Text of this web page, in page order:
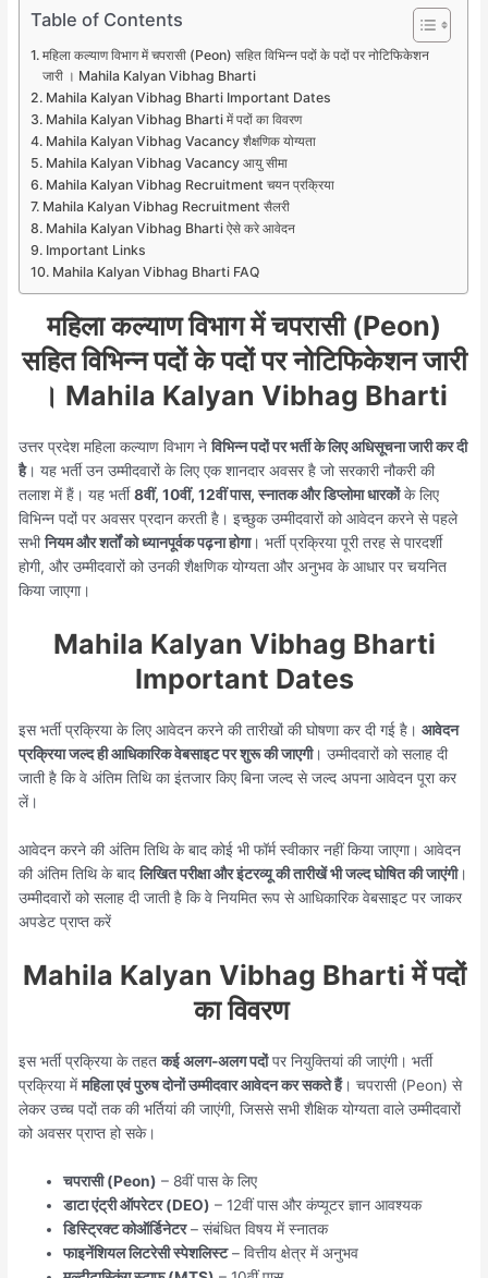
Table of Contents
महिला कल्याण विभाग में चपरासी (Peon) सहित विभिन्न पदों के पदों पर नोटिफिकेशन
जारी । Mahila Kalyan Vibhag Bharti
Mahila Kalyan Vibhag Bharti Important Dates
Mahila Kalyan Vibhag Bharti में पदों का विवरण
Mahila Kalyan Vibhag Vacancy शैक्षणिक योग्यता
Mahila Kalyan Vibhag Vacancy आयु सीमा
Mahila Kalyan Vibhag Recruitment चयन प्रक्रिया
Mahila Kalyan Vibhag Recruitment सैलरी
Mahila Kalyan Vibhag Bharti ऐसे करे आवेदन
Important Links
Mahila Kalyan Vibhag Bharti FAQ
महिला कल्याण विभाग में चपरासी (Peon)
सहित विभिन्न पदों के पदों पर नोटिफिकेशन जारी
। Mahila Kalyan Vibhag Bharti
उत्तर प्रदेश महिला कल्याण विभाग नेविभिन्न पदों पर भर्ती के लिए अधिसूचना जारी कर दी
है। यह भर्ती उन उम्मीदवारों के लिए एक शानदार अवसर है जो सरकारी नौकरी की
तलाश में हैं। यह भर्ती8वीं, 10वीं, 12वीं पास, स्नातक और डिप्लोमा धारकोंके लिए
विभिन्न पदों पर अवसर प्रदान करती है। इच्छुक उम्मीदवारों को आवेदन करने से पहले
सभीनियम और शर्तों को ध्यानपूर्वक पढ़ना होगा। भर्ती प्रक्रिया पूरी तरह से पारदर्शी
होगी, और उम्मीदवारों को उनकी शैक्षणिक योग्यता और अनुभव के आधार पर चयनित
किया जाएगा।
Mahila Kalyan Vibhag Bharti
Important Dates
इस भर्ती प्रक्रिया के लिए आवेदन करने की तारीखों की घोषणा कर दी गई है।आवेदन
प्रक्रिया जल्द ही आधिकारिक वेबसाइट पर शुरू की जाएगी। उम्मीदवारों को सलाह दी
जाती है कि वे अंतिम तिथि का इंतजार किए बिना जल्द से जल्द अपना आवेदन पूरा कर
लें।
आवेदन करने की अंतिम तिथि के बाद कोई भी फॉर्म स्वीकार नहीं किया जाएगा। आवेदन
की अंतिम तिथि के बादलिखित परीक्षा और इंटरव्यू की तारीखें भी जल्द घोषित की जाएंगी।
उम्मीदवारों को सलाह दी जाती है कि वे नियमित रूप से आधिकारिक वेबसाइट पर जाकर
अपडेट प्राप्त करें
Mahila Kalyan Vibhag Bharti में पदों
का विवरण
इस भर्ती प्रक्रिया के तहतकई अलग-अलग पदोंपर नियुक्तियां की जाएंगी। भर्ती
प्रक्रिया मेंमहिला एवं पुरुष दोनों उम्मीदवार आवेदन कर सकते हैं। चपरासी (Peon) से
लेकर उच्च पदों तक की भर्तियां की जाएंगी, जिससे सभी शैक्षिक योग्यता वाले उम्मीदवारों
को अवसर प्राप्त हो सके।
चपरासी (Peon) – 8वीं पास के लिए
डाटा एंट्री ऑपरेटर (DEO) – 12वीं पास और कंप्यूटर ज्ञान आवश्यक
डिस्ट्रिक्ट कोऑर्डिनेटर– संबंधित विषय में स्नातक
फाइनेंशियल लिटरेसी स्पेशलिस्ट– वित्तीय क्षेत्र में अनुभव